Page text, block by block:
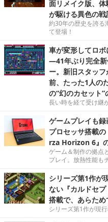
面リメイク版、
が駆ける異色の
約30年の歴史を誇る
て登場！
車が変形してロ
―41年ぶり完全新
ー。新旧スタッ
前、たった1人の
の“幻のカセット”
長い時を経て受け継
ゲームプレイも
プロセッサ搭載
rza Horizon 6』
ゲーム＆制作の拠点
プレイ。放熱性能も
シリーズ第1作が
ない『カルドセ
搭載で、あらため
シリーズ第1作が現